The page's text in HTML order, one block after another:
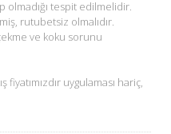
tespit edilmelidir.
rutubetsiz olmalıdır.
ve koku sorunu
fiyatımızdır uygulaması hariç,